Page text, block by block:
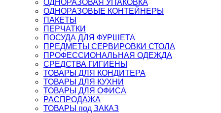
ОДНОРАЗОВАЯ УПАКОВКА
ОДНОРАЗОВЫЕ КОНТЕЙНЕРЫ
ПАКЕТЫ
ПЕРЧАТКИ
ПОСУДА ДЛЯ ФУРШЕТА
ПРЕДМЕТЫ СЕРВИРОВКИ СТОЛА
ПРОФЕССИОНАЛЬНАЯ ОДЕЖДА
СРЕДСТВА ГИГИЕНЫ
ТОВАРЫ ДЛЯ КОНДИТЕРА
ТОВАРЫ ДЛЯ КУХНИ
ТОВАРЫ ДЛЯ ОФИСА
РАСПРОДАЖА
ТОВАРЫ под ЗАКАЗ